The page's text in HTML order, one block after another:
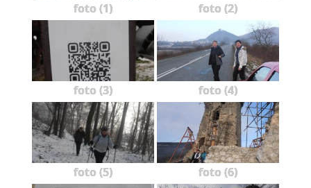
foto (1) foto (2)
foto (3) foto (4)
foto (5) foto (6)